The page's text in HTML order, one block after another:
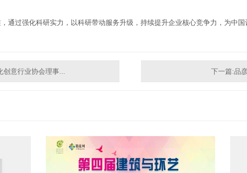
通过强化科研实力，以科研带动服务升级，持续提升企业核心竞争力，为中国
意行业协会理事... 下一篇:品